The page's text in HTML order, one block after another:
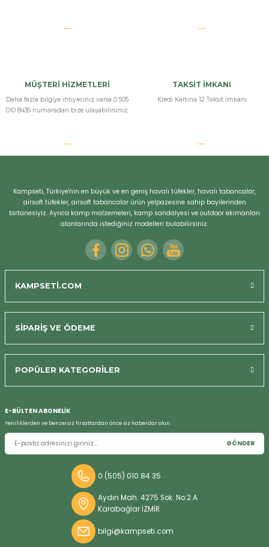
MÜŞTERİ HİZMETLERİ
Daha fazla bilgiye ihtiyacınız varsa 0 505
010 8435 numaradan bize ulaşabilirsiniz.
TAKSİT İMKANI
Kredi Kartına 12 Taksit İmkanı
Kampseti, Türkiye'nin en büyük ve en geniş havalı tüfekler, havalı tabancalar,
airsoft tüfekler, airsoft tabancalar ürün yelpazesine sahip bayilerinden
birtanesiyiz. Ayrıca kamp malzemeleri, kamp sandalyesi ve outdoor ekimanları
alanlarında istediğiniz modelleri bulabilirsiniz.
KAMPSETİ.COM
SİPARİŞ VE ÖDEME
POPÜLER KATEGORİLER
E-BÜLTEN ABONELİK
Yeniliklerden ve benzersiz fırsatlardan önce siz haberdar olun.
GÖNDER
0 (505) 010 84 35
Aydın Mah. 4275 Sok. No:2 A
Karabağlar İZMİR
bilgi@kampseti.com
Bizi Arayın